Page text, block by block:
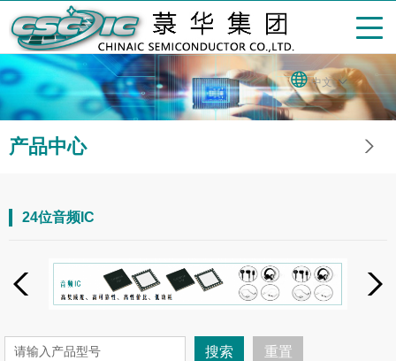
中文
产品中心
24位音频IC
搜索 重置